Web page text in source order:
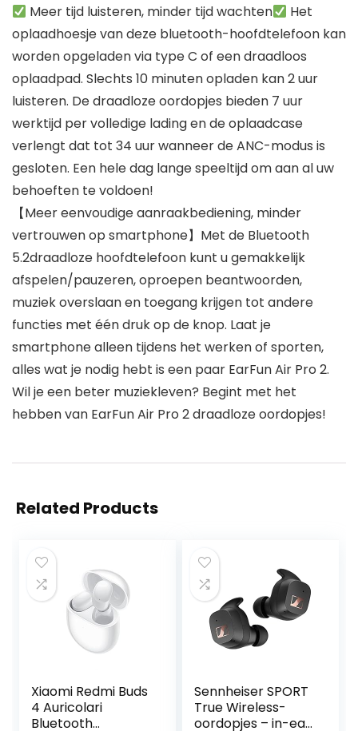
Meer tijd luisteren, minder tijd wachten
Het
oplaadhoesje van deze bluetooth-hoofdtelefoon kan
worden opgeladen via type C of een draadloos
oplaadpad. Slechts 10 minuten opladen kan 2 uur
luisteren. De draadloze oordopjes bieden 7 uur
werktijd per volledige lading en de oplaadcase
verlengt dat tot 34 uur wanneer de ANC-modus is
gesloten. Een hele dag lange speeltijd om aan al uw
behoeften te voldoen!
【Meer eenvoudige aanraakbediening, minder
vertrouwen op smartphone】Met de Bluetooth
5.2draadloze hoofdtelefoon kunt u gemakkelijk
afspelen/pauzeren, oproepen beantwoorden,
muziek overslaan en toegang krijgen tot andere
functies met één druk op de knop. Laat je
smartphone alleen tijdens het werken of sporten,
alles wat je nodig hebt is een paar EarFun Air Pro 2.
Wil je een beter muziekleven? Begint met het
hebben van EarFun Air Pro 2 draadloze oordopjes!
Related Products
Xiaomi Redmi Buds
4 Auricolari
Bluetooth
Sennheiser SPORT
True Wireless-
oordopjes – in-ear